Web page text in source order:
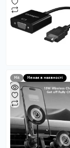
Hit Немає в наявності